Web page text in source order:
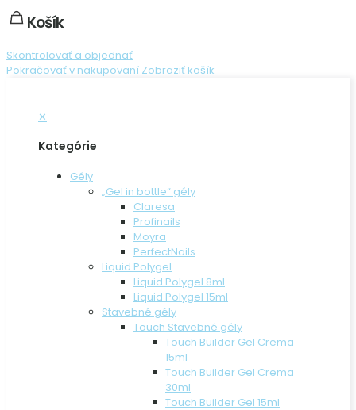
Košík
Skontrolovať a objednať
Pokračovať v nakupovaní Zobraziť košík
✕
Kategórie
Gély
„Gel in bottle“ gély
Claresa
Profinails
Moyra
PerfectNails
Liquid Polygel
Liquid Polygel 8ml
Liquid Polygel 15ml
Stavebné gély
Touch Stavebné gély
Touch Builder Gel Crema
15ml
Touch Builder Gel Crema
30ml
Touch Builder Gel 15ml